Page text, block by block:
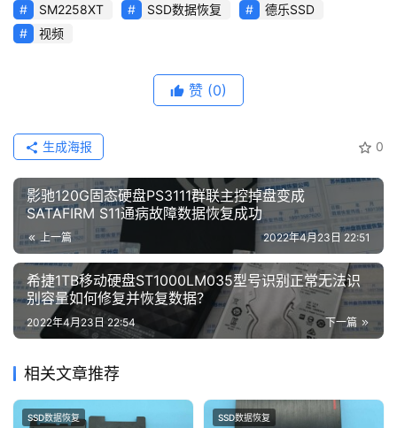
SM2258XT SSD数据恢复
德乐SSD
视频
赞 (0)
0
生成海报
影驰120G固态硬盘PS3111群联主控掉盘变成
SATAFIRM S11通病故障数据恢复成功
上一篇 2022年4月23日 22:51
希捷1TB移动硬盘ST1000LM035型号识别正常无法识
别容量如何修复并恢复数据？
下一篇
2022年4月23日 22:54
相关文章推荐
SSD数据恢复 SSD数据恢复